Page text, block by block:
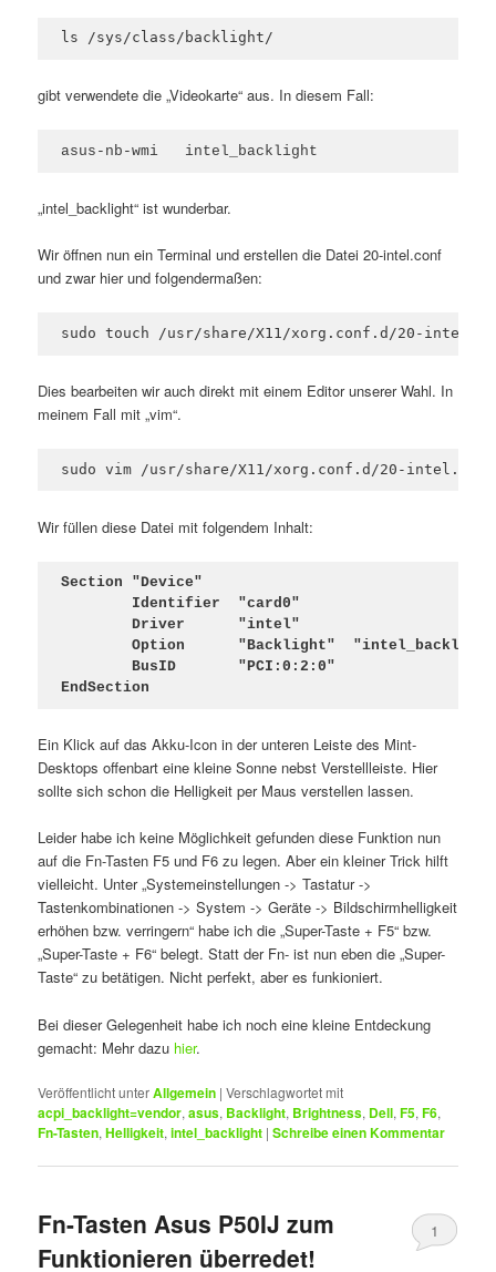
ls /sys/class/backlight/
gibt verwendete die „Videokarte“ aus. In diesem Fall:
asus-nb-wmi   intel_backlight
„intel_backlight“ ist wunderbar.
Wir öffnen nun ein Terminal und erstellen die Datei 20-intel.conf
und zwar hier und folgendermaßen:
sudo touch /usr/share/X11/xorg.conf.d/20-
Dies bearbeiten wir auch direkt mit einem Editor unserer Wahl. In
meinem Fall mit „vim“.
sudo vim /usr/share/X11/xorg.conf.d/20-intel.conf
Wir füllen diese Datei mit folgendem Inhalt:
Section "Device"
        Identifier  "card0"
        Driver      "intel"
Option      "Backlight"
        BusID       "PCI:0:2:0"
EndSection
Ein Klick auf das Akku-Icon in der unteren Leiste des Mint-
Desktops offenbart eine kleine Sonne nebst Verstellleiste. Hier
sollte sich schon die Helligkeit per Maus verstellen lassen.
Leider habe ich keine Möglichkeit gefunden diese Funktion nun
auf die Fn-Tasten F5 und F6 zu legen. Aber ein kleiner Trick hilft
vielleicht. Unter „Systemeinstellungen -> Tastatur ->
Tastenkombinationen -> System -> Geräte -> Bildschirmhelligkeit
erhöhen bzw. verringern“ habe ich die „Super-Taste + F5“ bzw.
„Super-Taste + F6“ belegt. Statt der Fn- ist nun eben die „Super-
Taste“ zu betätigen. Nicht perfekt, aber es funkioniert.
Bei dieser Gelegenheit habe ich noch eine kleine Entdeckung
gemacht: Mehr dazu hier.
Veröffentlicht unterAllgemein |Verschlagwortet mit
acpi_backlight=vendor,asus, Backlight, Brightness, Dell,F5,F6,
Fn-Tasten,Helligkeit,intel_backlight |Schreibe einen Kommentar
Fn-Tasten Asus P50IJ zum
Funktionieren überredet!
1